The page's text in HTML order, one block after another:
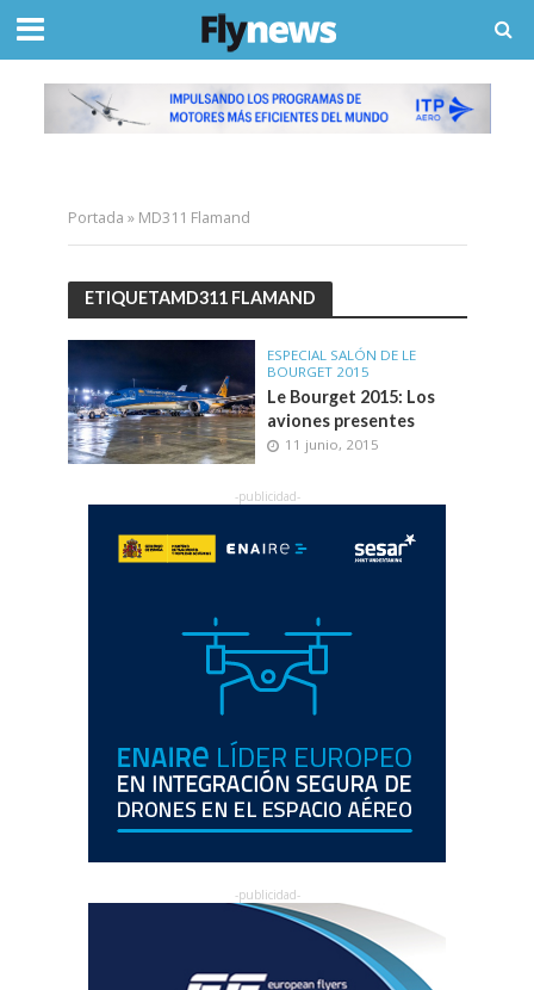
Portada » MD311 Flamand
ETIQUETAMD311 FLAMAND
ESPECIAL SALÓN DE LE
BOURGET 2015
Le Bourget 2015: Los
aviones presentes
11 junio, 2015